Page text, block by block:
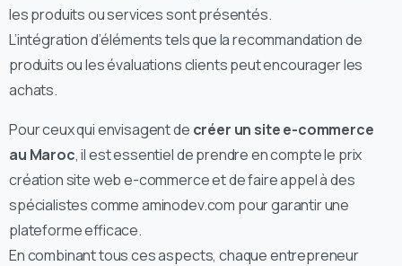
les produits ou services sont présentés.
L’intégration d’éléments tels que la recommandation de
produits ou les évaluations clients peut encourager les
achats.
Pour ceux qui envisagent de créer un site e-commerce
au Maroc, il est essentiel de prendre en compte le prix
création site web e-commerce et de faire appel à des
spécialistes comme aminodev.com pour garantir une
plateforme efficace.
En combinant tous ces aspects, chaque entrepreneur